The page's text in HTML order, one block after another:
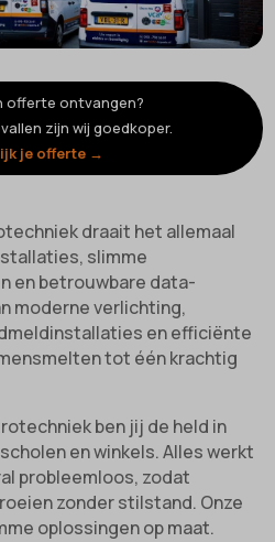
offerte ontvangen?
zijn wij goedkoper.
je offerte →
draait het allemaal
slimme
en betrouwbare data-
moderne verlichting,
en efficiënte
tot één krachtig
ben jij de held in
en winkels. Alles werkt
probleemloos, zodat
zonder stilstand. Onze
oplossingen op maat.